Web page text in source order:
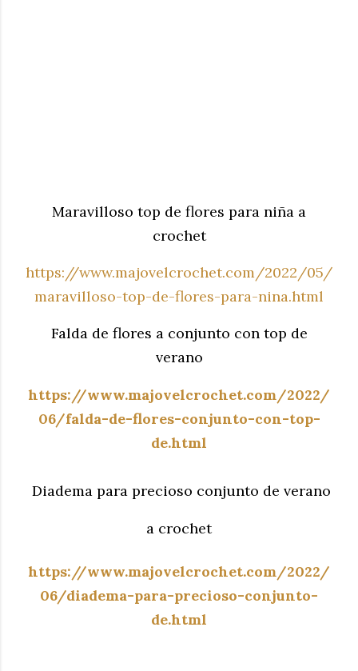
Maravilloso top de flores para niña a
crochet
https://www.majovelcrochet.com/2022/05/
maravilloso-top-de-flores-para-nina.html
Falda de flores a conjunto con top de
verano
https://www.majovelcrochet.com/2022/
06/falda-de-flores-conjunto-con-top-
de.html
Diadema para precioso conjunto de verano
a crochet
https://www.majovelcrochet.com/2022/
06/diadema-para-precioso-conjunto-
de.html